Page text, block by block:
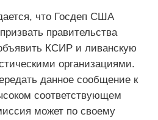
что Госдеп США
правительства
КСИР и ливанскую
организациями.
данное сообщение к
соответствующем
может по своему